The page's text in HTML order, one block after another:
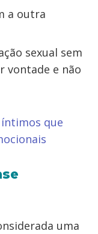
a outra
sexual sem
vontade e não
que
uma